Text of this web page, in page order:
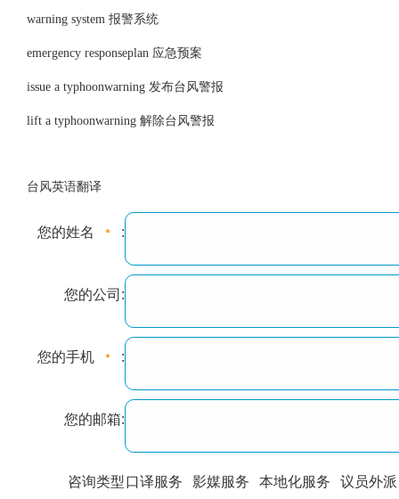
warning system 报警系统
emergency responseplan 应急预案
issue a typhoonwarning 发布台风警报
lift a typhoonwarning 解除台风警报
台风英语翻译
您的姓名 :
您的公司:
您的手机 :
您的邮箱:
咨询类型口译服务 影媒服务 本地化服务 议员外派